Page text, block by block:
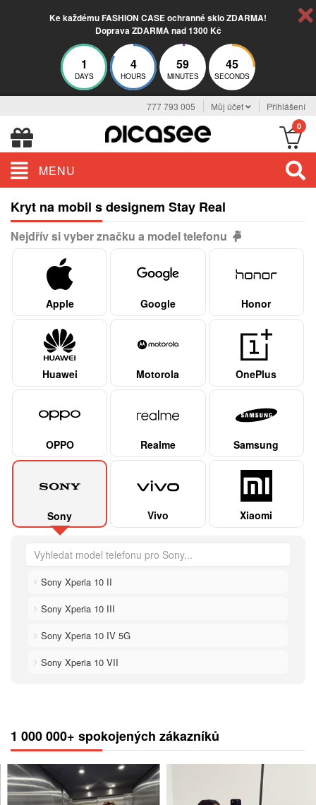
Ke každému FASHION CASE ochranné sklo ZDARMA!
Doprava ZDARMA nad 1300 Kč
1
DAYS
4
HOURS
59
MINUTES
45
SECONDS
777 793 005 Můj účet Přihlášení
0
MENU
Kryt na mobil s designem Stay Real
Nejdřív si vyber značku a model telefonu
Apple Google Honor
Huawei Motorola OnePlus
OPPO Realme Samsung
Sony Vivo Xiaomi
Sony Xperia 10 II
Sony Xperia 10 III
Sony Xperia 10 IV 5G
Sony Xperia 10 VII
1 000 000+ spokojených zákazníků